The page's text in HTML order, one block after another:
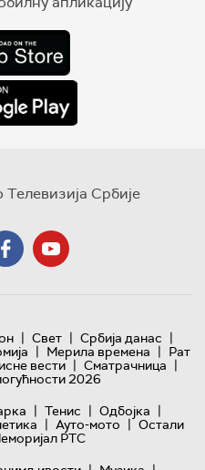
Телевизија Србије
| Свет | Србија данас |
| Мерила времена | Рат
вести | Сматрачница |
2026
| Тенис | Одбојка |
| Ауто-мото | Остали
РТС